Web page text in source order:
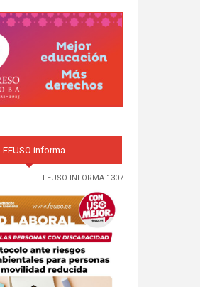
FEUSO informa
FEUSO INFORMA 1307